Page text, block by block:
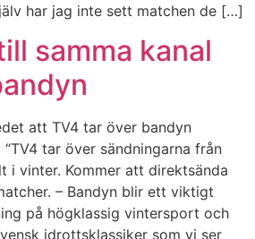
har jag inte sett matchen de […]
samma kanal
att TV4 tar över bandyn
tar över sändningarna från
i vinter. Kommer att direktsända
– Bandyn blir ett viktigt
på högklassig vintersport och
idrottsklassiker som vi ser